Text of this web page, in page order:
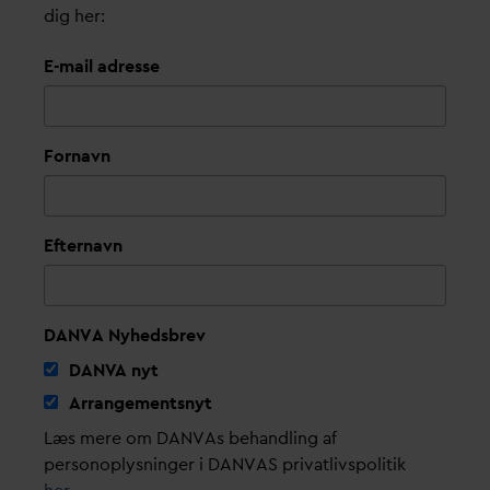
dig her:
E-mail adresse
Fornavn
Efternavn
DANVA Nyhedsbrev
DANVA nyt
Arrangementsnyt
Læs mere om DANVAs behandling af
personoplysninger i DANVAS privatlivspolitik